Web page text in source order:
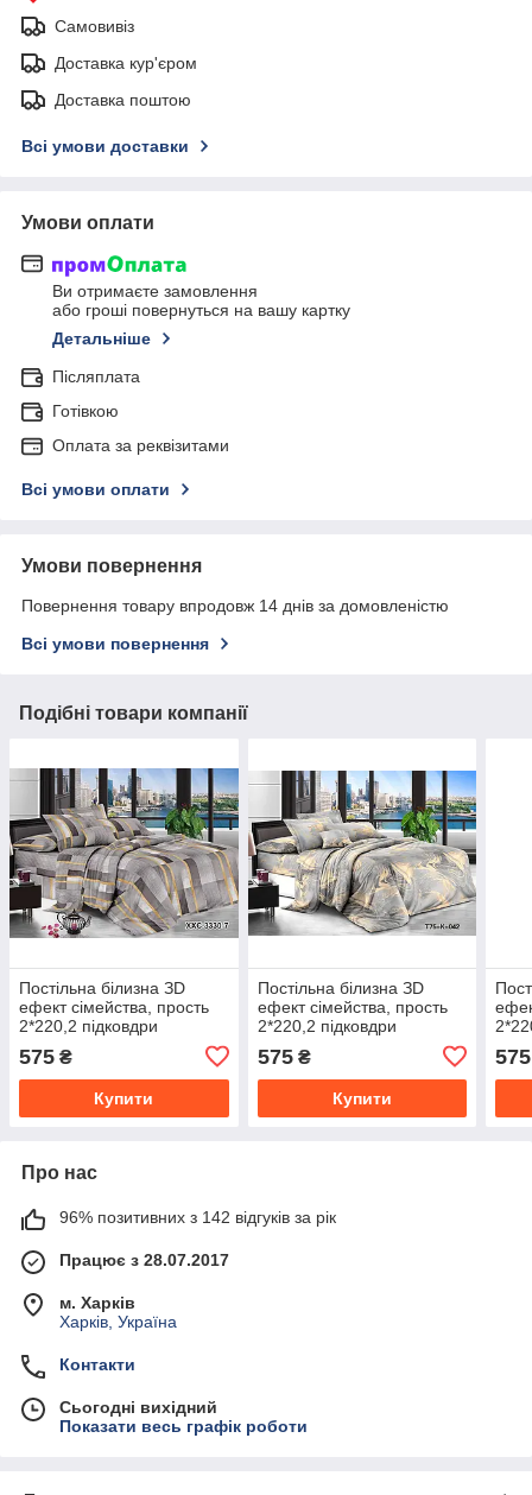
Самовивіз
Доставка кур'єром
Доставка поштою
Всі умови доставки
Умови оплати
Ви отримаєте замовлення
або гроші повернуться на вашу картку
Детальніше
Післяплата
Готівкою
Оплата за реквізитами
Всі умови оплати
Умови повернення
Повернення товару впродовж 14 днів за домовленістю
Всі умови повернення
Подібні товари компанії
Постільна білизна ЗD
ефект сімейства, прость
2*220,2 підковдри
70/70
575 ₴
Купити
Постільна білизна ЗD
ефект сімейства, прость
2*220,2 підковдри
70/70
575₴
Купити
70/
575
Про нас
96% позитивних з 142 відгуків за рік
Працює з 28.07.2017
м. Харків
Харків, Україна
Контакти
Сьогодні вихідний
Показати весь графік роботи